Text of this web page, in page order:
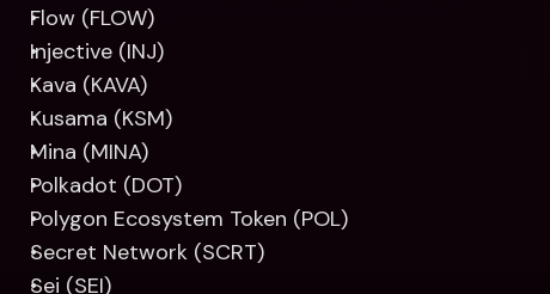
Flow (FLOW)
Injective (INJ)
Kava (KAVA)
Kusama (KSM)
Mina (MINA)
Polkadot (DOT)
Polygon Ecosystem Token (POL)
Secret Network (SCRT)
Sei (SEI)